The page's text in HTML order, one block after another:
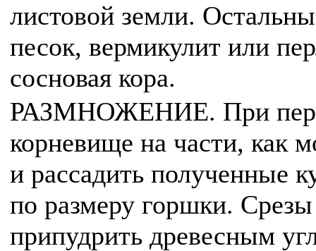
листовой земли.
песок, вермикулит или
сосновая кора.
РАЗМНОЖЕНИЕ. При
корневище на части, как
и рассадить полученные
по размеру горшки.
припудрить древесным